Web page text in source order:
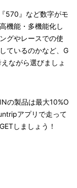
570』など数字がモ
機能・多機能化し
グやレースでの使
ているのかなど、G
ながら選びましょ
の製品は最大10%O
アプリで走って
しましょう！